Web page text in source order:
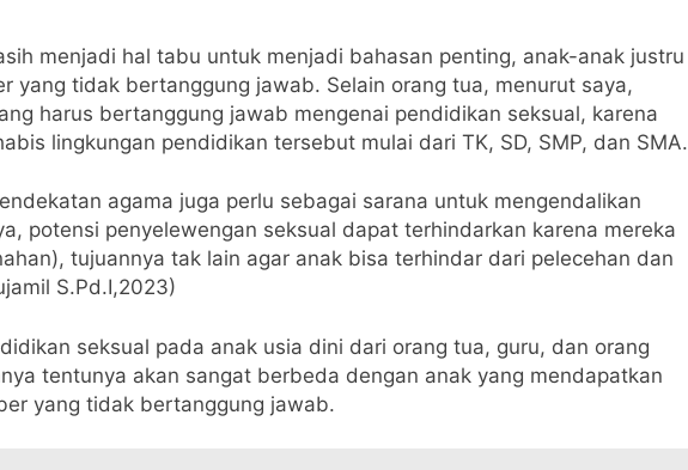
menjadi hal tabu untuk menjadi bahasan penting, anak-anak justru
yang tidak bertanggung jawab. Selain orang tua, menurut saya,
harus bertanggung jawab mengenai pendidikan seksual, karena
lingkungan pendidikan tersebut mulai dari TK, SD, SMP, dan SMA.
agama juga perlu sebagai sarana untuk mengendalikan
potensi penyelewengan seksual dapat terhindarkan karena mereka
tujuannya tak lain agar anak bisa terhindar dari pelecehan dan
S.Pd.I,2023)
seksual pada anak usia dini dari orang tua, guru, dan orang
tentunya akan sangat berbeda dengan anak yang mendapatkan
yang tidak bertanggung jawab.